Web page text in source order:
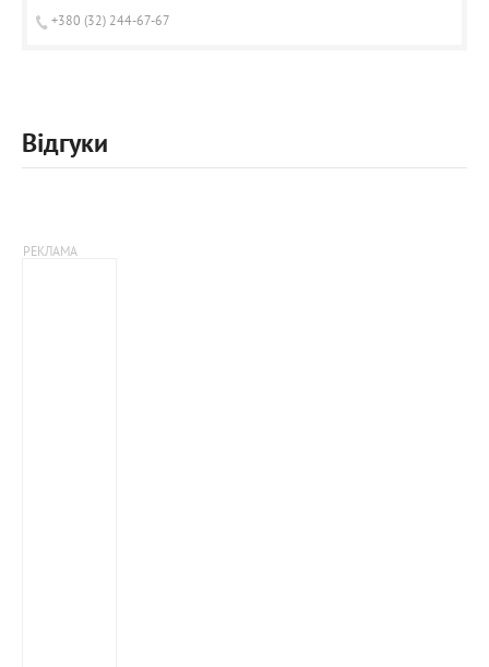
+380 (32) 244-67-67
Відгуки